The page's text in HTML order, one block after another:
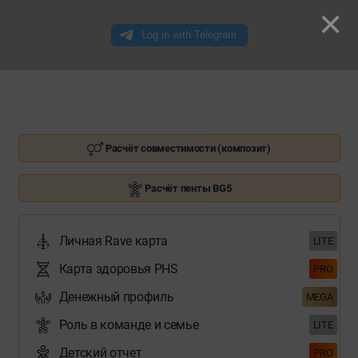
Расчёт совместимости (композит)
Расчёт пенты BG5
Личная Rave карта LITE
Карта здоровья PHS PRO
Денежный профиль MEGA
Роль в команде и семье LITE
Детский отчет PRO
×